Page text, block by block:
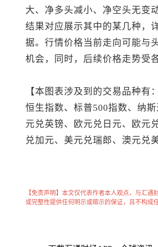
大、净多头减小、净空头无变
结果对应展示其中的某几种，
据。行情价格当前走向可能与
机会，同时，后续价格走势受
【本图表涉及到的交易品种有：
恒生指数、 标普500指数、纳
元兑英镑、欧元兑日元、欧元
兑加元、 美元兑瑞郎、 澳元兑
【免责声明】本文仅代表作者本人观点，与汇
或完整性提供任何明示或暗示的保证，且不构成